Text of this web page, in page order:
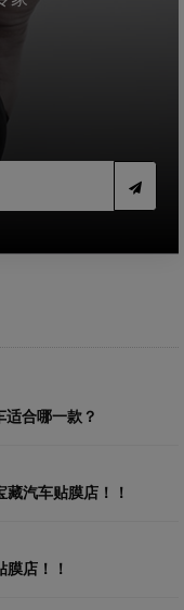
适合哪一款？
汽车贴膜店！！
店！！